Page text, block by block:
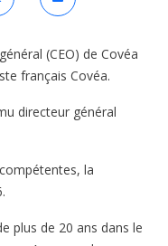
(CEO) de Covéa
français Covéa.
directeur général
la
plus de 20 ans dans le